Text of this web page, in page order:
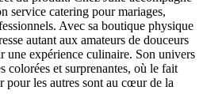
service catering pour mariages,
Avec sa boutique physique
autant aux amateurs de douceurs
une expérience culinaire. Son univers
colorées et surprenantes, où le fait
pour les autres sont au cœur de la